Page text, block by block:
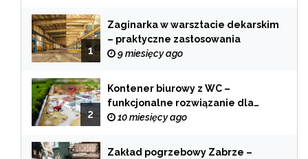
1
Zaginarka w warsztacie dekarskim
– praktyczne zastosowania
9 miesięcy ago
2
Kontener biurowy z WC –
funkcjonalne rozwiązanie dla
każdej branży
10 miesięcy ago
Zakład pogrzebowy Zabrze –